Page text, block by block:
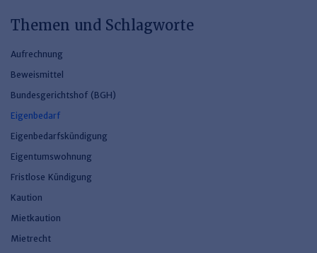
Themen und Schlagworte
Aufrechnung
Beweismittel
Bundesgerichtshof (BGH)
Eigenbedarf
Eigenbedarfskündigung
Eigentumswohnung
Fristlose Kündigung
Kaution
Mietkaution
Mietrecht